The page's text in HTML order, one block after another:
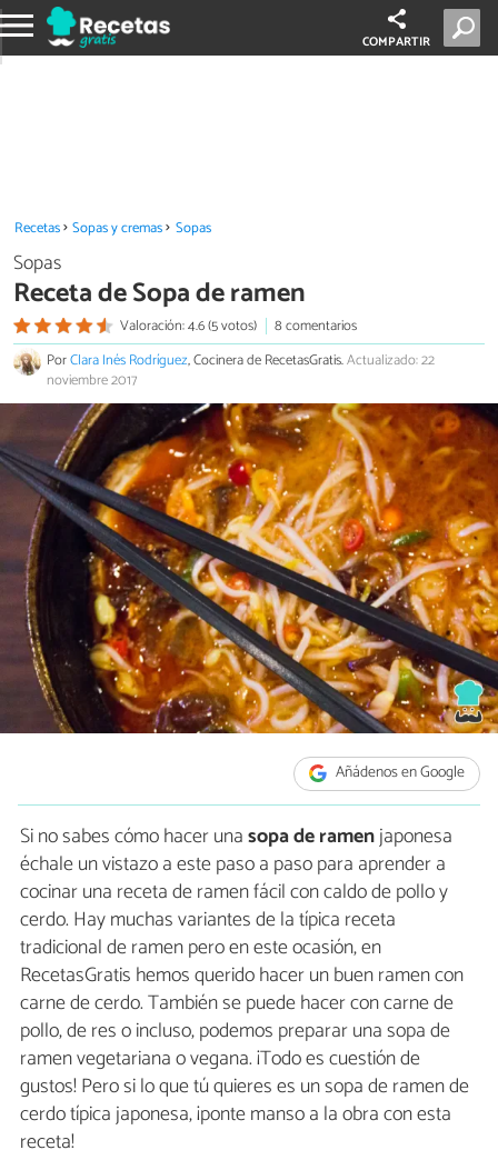
COMPARTIR
Recetas Sopas y cremas Sopas
Sopas
Receta de Sopa de ramen
Valoración: 4.6 (5 votos)
8 comentarios
PorClara Inés Rodríguez, Cocinera de RecetasGratis.Actualizado: 22
noviembre 2017
Añádenos en Google
Si no sabes cómo hacer unasopa de ramenjaponesa
échale un vistazo a este paso a paso para aprender a
cocinar una receta de ramen fácil con caldo de pollo y
cerdo. Hay muchas variantes de la típica receta
tradicional de ramen pero en este ocasión, en
RecetasGratis hemos querido hacer un buen ramen con
carne de cerdo. También se puede hacer con carne de
pollo, de res o incluso, podemos preparar una sopa de
ramen vegetariana o vegana. ¡Todo es cuestión de
gustos! Pero si lo que tú quieres es un sopa de ramen de
cerdo típica japonesa, ¡ponte manso a la obra con esta
receta!